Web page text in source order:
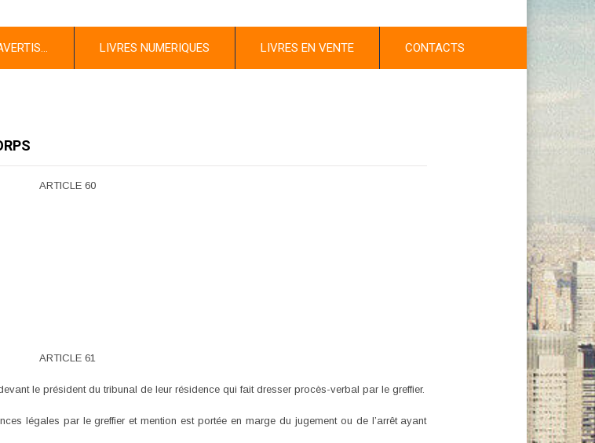
LIVRES NUMERIQUES LIVRES EN VENTE CONTACTS
ARTICLE 60
ARTICLE 61
le président du tribunal de leur résidence qui fait dresser procès-verbal par le greffier.
légales par le greffier et mention est portée en marge du jugement ou de l’arrêt ayant